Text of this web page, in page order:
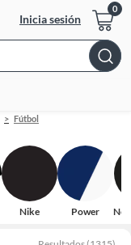
Inicia sesión
Fútbol
Nike Power